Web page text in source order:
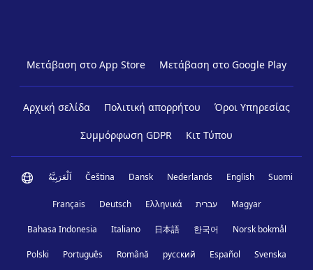
Μετάβαση στο App Store Μετάβαση στο Google Play
Αρχική σελίδα Πολιτική απορρήτου Όροι Υπηρεσίας
Συμμόρφωση GDPR Κιτ Τύπου
اَلْعَرَبِيَّةُ Čeština Dansk Nederlands English Suomi
Français Deutsch Ελληνικά עברית Magyar
Bahasa Indonesia Italiano 日本語 한국어 Norsk bokmål
Polski Português Română русский Español Svenska